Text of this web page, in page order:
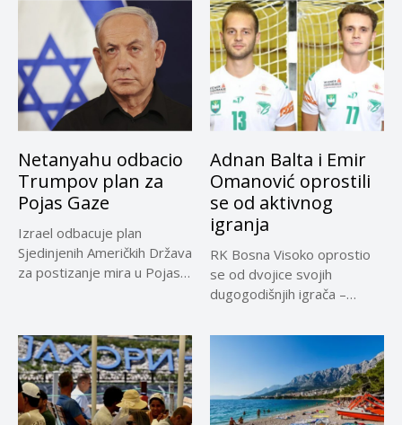
Netanyahu odbacio
Trumpov plan za
Pojas Gaze
Izrael odbacuje plan
Sjedinjenih Američkih Država
za postizanje mira u Pojasu
Adnan Balta i Emir
Omanović oprostili
se od aktivnog
igranja
RK Bosna Visoko oprostio
se od dvojice svojih
dugogodišnjih igrača –